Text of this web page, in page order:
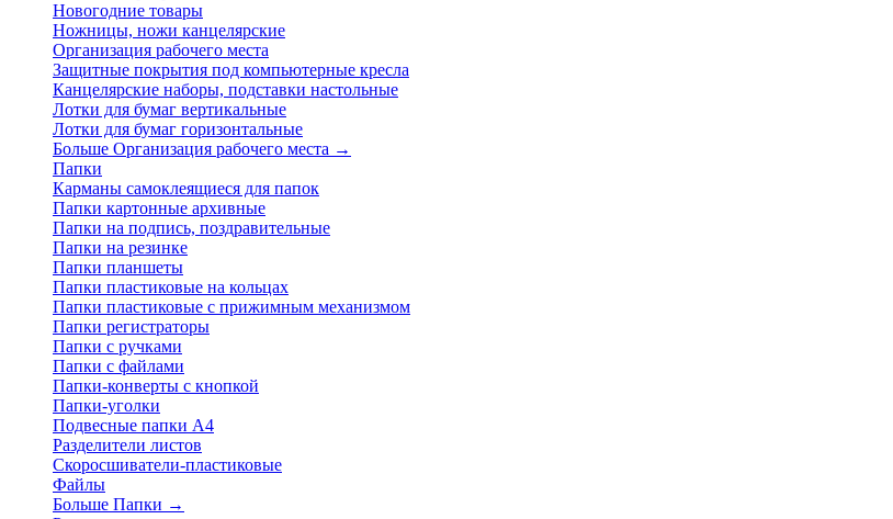
Новогодние товары
Ножницы, ножи канцелярские
Организация рабочего места
Защитные покрытия под компьютерные кресла
Канцелярские наборы, подставки настольные
Лотки для бумаг вертикальные
Лотки для бумаг горизонтальные
Больше Организация рабочего места →
Папки
Карманы самоклеящиеся для папок
Папки картонные архивные
Папки на подпись, поздравительные
Папки на резинке
Папки планшеты
Папки пластиковые на кольцах
Папки пластиковые с прижимным механизмом
Папки регистраторы
Папки с ручками
Папки с файлами
Папки-конверты с кнопкой
Папки-уголки
Подвесные папки А4
Разделители листов
Скоросшиватели-пластиковые
Файлы
Больше Папки →